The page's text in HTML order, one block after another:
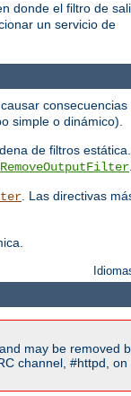
donde el filtro de
un servicio de
consecuencias
simple o dinámico).
de filtros
RemoveOutputFilter
. Las directivas
may be removed
channel, #httpd,